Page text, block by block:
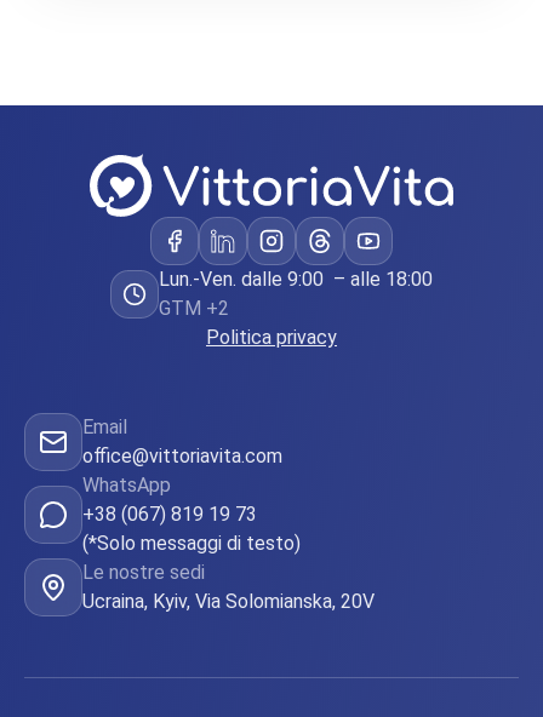
Lun.-Ven. dalle 9:00 – alle 18:00
GTM +2
Politica privacy
Email
office@vittoriavita.com
WhatsApp
+38 (067) 819 19 73
(*Solo messaggi di testo)
Le nostre sedi
Ucraina, Kyiv, Via Solomianska, 20V